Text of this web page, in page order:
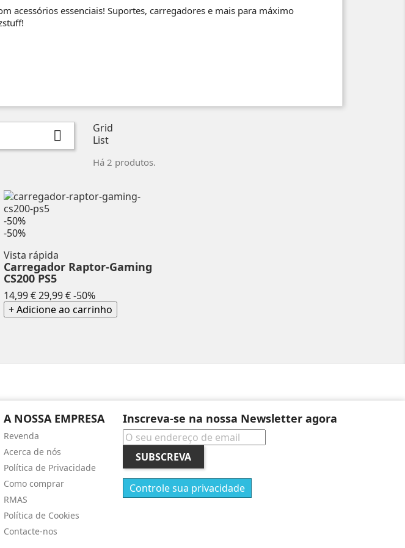
acessórios essenciais! Suportes, carregadores e mais para máximo

Grid
List
Há 2 produtos.
-50%
-50%
Vista rápida
Carregador Raptor-Gaming
CS200 PS5
14,99 € Preço
normal
29,99 €-50%Preço
+ Adicione ao carrinho
A NOSSA EMPRESA
Revenda
Acerca de nós
Política de Privacidade
Como comprar
RMAS
Política de Cookies
Contacte-nos
Inscreva-se na nossa Newsletter agora
SUBSCREVA
Controle sua privacidade